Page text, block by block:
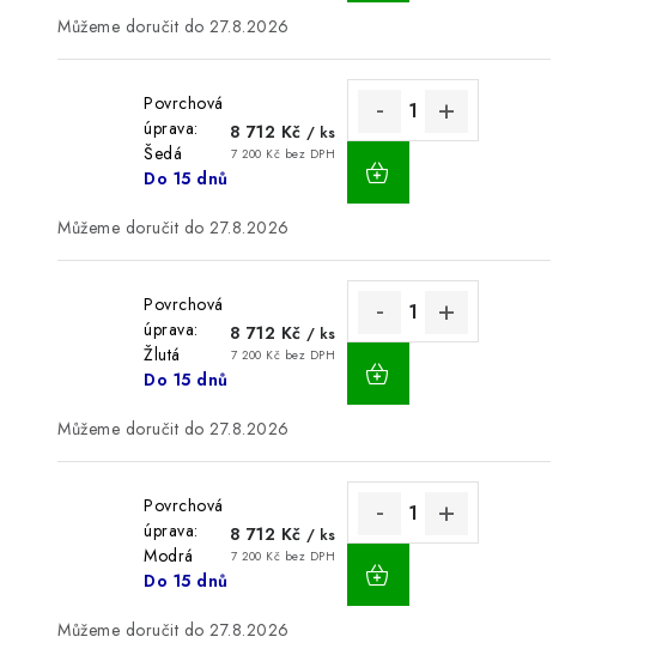
27.8.2026
Povrchová
úprava:
Šedá
Do 15 dnů
8 712 Kč / ks
7 200 Kč bez DPH
27.8.2026
Povrchová
úprava:
Žlutá
Do 15 dnů
8 712 Kč / ks
7 200 Kč bez DPH
27.8.2026
Povrchová
úprava:
Modrá
Do 15 dnů
8 712 Kč / ks
7 200 Kč bez DPH
27.8.2026